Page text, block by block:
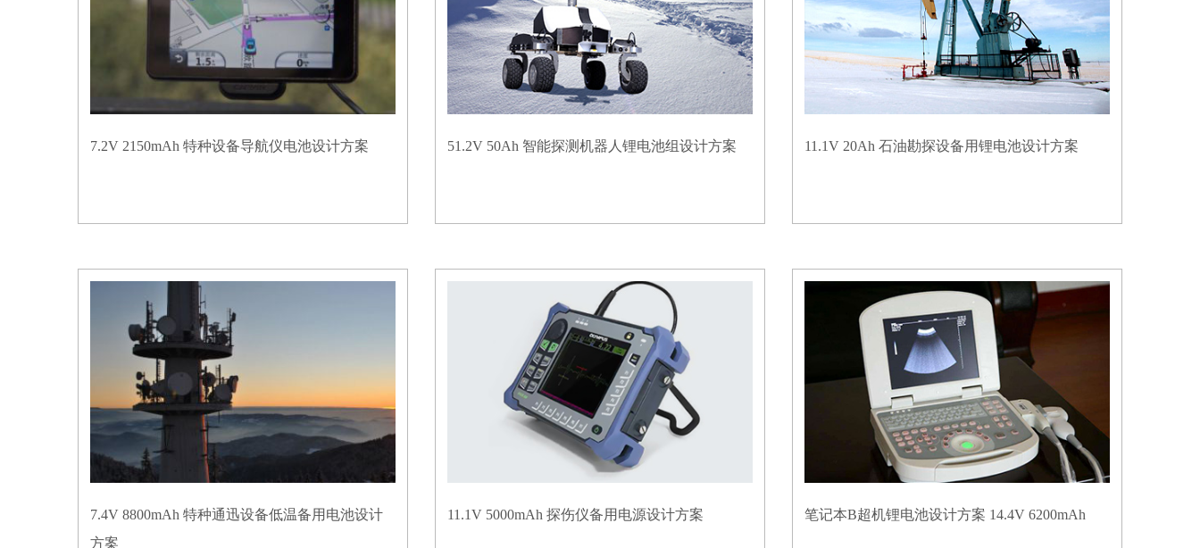
7.2V 2150mAh 特种设备导航仪电池设计方案 51.2V 50Ah 智能探测机器人锂电池组设计方案 11.1V 20Ah 石油勘探设备用锂电池设计方案
7.4V 8800mAh 特种通迅设备低温备用电池设计
方案
11.1V 5000mAh 探伤仪备用电源设计方案 笔记本B超机锂电池设计方案 14.4V 6200mAh